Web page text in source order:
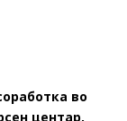
во
центар,